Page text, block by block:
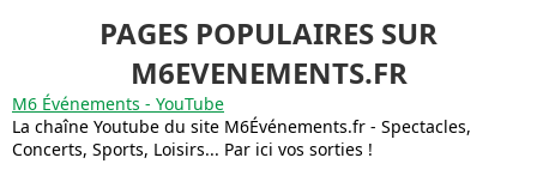
PAGES POPULAIRES SUR
M6EVENEMENTS.FR
M6 Événements - YouTube
La chaîne Youtube du site M6Événements.fr - Spectacles,
Concerts, Sports, Loisirs... Par ici vos sorties !